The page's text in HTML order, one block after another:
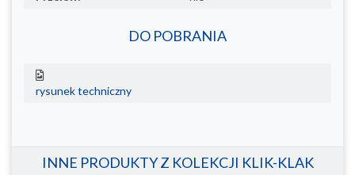
DO POBRANIA
rysunek techniczny
INNE PRODUKTY Z KOLEKCJI KLIK-KLAK